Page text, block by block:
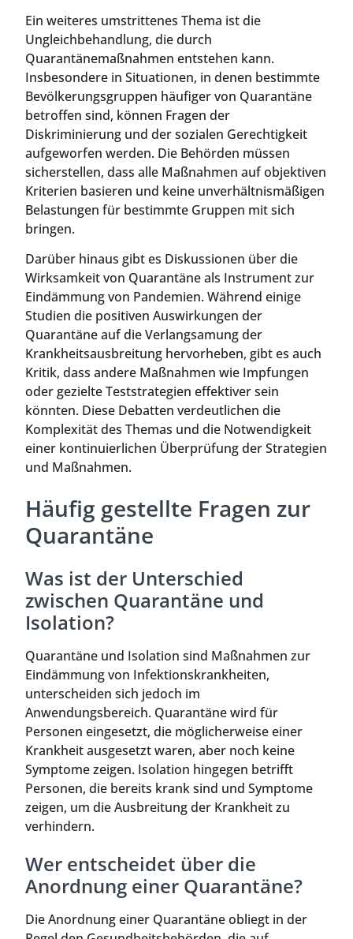
Ein weiteres umstrittenes Thema ist die
Ungleichbehandlung, die durch
Quarantänemaßnahmen entstehen kann.
Insbesondere in Situationen, in denen bestimmte
Bevölkerungsgruppen häufiger von Quarantäne
betroffen sind, können Fragen der
Diskriminierung und der sozialen Gerechtigkeit
aufgeworfen werden. Die Behörden müssen
sicherstellen, dass alle Maßnahmen auf objektiven
Kriterien basieren und keine unverhältnismäßigen
Belastungen für bestimmte Gruppen mit sich
bringen.
Darüber hinaus gibt es Diskussionen über die
Wirksamkeit von Quarantäne als Instrument zur
Eindämmung von Pandemien. Während einige
Studien die positiven Auswirkungen der
Quarantäne auf die Verlangsamung der
Krankheitsausbreitung hervorheben, gibt es auch
Kritik, dass andere Maßnahmen wie Impfungen
oder gezielte Teststrategien effektiver sein
könnten. Diese Debatten verdeutlichen die
Komplexität des Themas und die Notwendigkeit
einer kontinuierlichen Überprüfung der Strategien
und Maßnahmen.
Häufig gestellte Fragen zur
Quarantäne
Was ist der Unterschied
zwischen Quarantäne und
Isolation?
Quarantäne und Isolation sind Maßnahmen zur
Eindämmung von Infektionskrankheiten,
unterscheiden sich jedoch im
Anwendungsbereich. Quarantäne wird für
Personen eingesetzt, die möglicherweise einer
Krankheit ausgesetzt waren, aber noch keine
Symptome zeigen. Isolation hingegen betrifft
Personen, die bereits krank sind und Symptome
zeigen, um die Ausbreitung der Krankheit zu
verhindern.
Wer entscheidet über die
Anordnung einer Quarantäne?
Die Anordnung einer Quarantäne obliegt in der